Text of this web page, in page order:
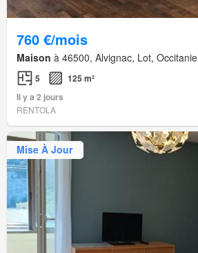
760 €/mois
Maison à 46500, Alvignac, Lot, Occitanie
5
125 m²
Il y a 2 jours
RENTOLA
Mise À Jour